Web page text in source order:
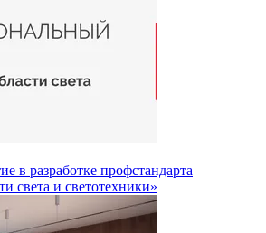
в разработке профстандарта
света и светотехники»